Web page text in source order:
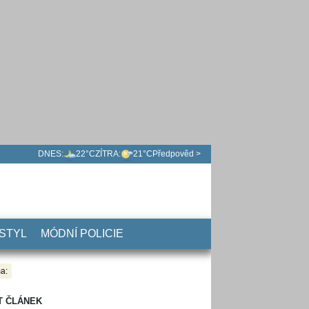
DNES: 22°CZÍTRA: 21°C Předpověd >
MÓDNÍ POLICIE
ČLÁNEK